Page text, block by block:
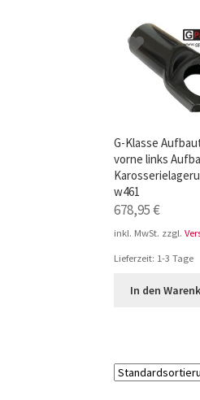
TOP-Seller:
Impressum
G-Klasse
vorne links
w461
678,95€
inkl. MwSt. zzgl.
Lieferzeit: 1-3 Tage
In den